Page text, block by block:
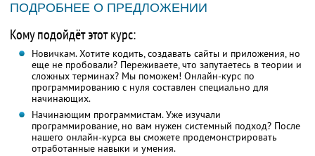
ПОДРОБНЕЕ О ПРЕДЛОЖЕНИИ
Кому подойдёт этот курс:
Новичкам. Хотите кодить, создавать сайты и приложения, но
еще не пробовали? Переживаете, что запутаетесь в теории и
сложных терминах? Мы поможем! Онлайн-курс по
программированию с нуля составлен специально для
начинающих.
Начинающим программистам. Уже изучали
программирование, но вам нужен системный подход? После
нашего онлайн-курса вы сможете продемонстрировать
отработанные навыки и умения.